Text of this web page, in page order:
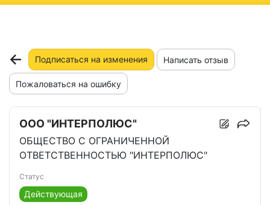
Подписаться на изменения Написать отзыв
Пожаловаться на ошибку
ООО "ИНТЕРПОЛЮС"
ОБЩЕСТВО С ОГРАНИЧЕННОЙ
ОТВЕТСТВЕННОСТЬЮ "ИНТЕРПОЛЮС"
Статус
Действующая